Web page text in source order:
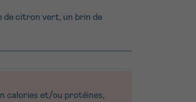
de citron vert, un brin de
calories et/ou protéines,